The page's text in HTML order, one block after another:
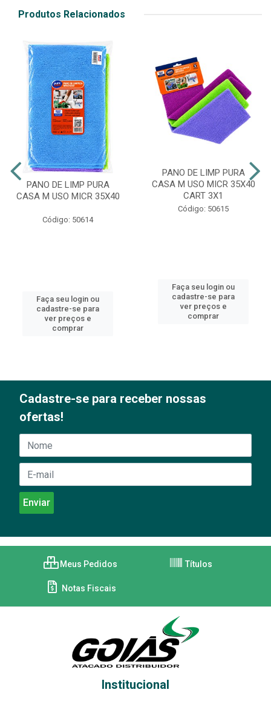
Produtos Relacionados
PANO DE LIMP PURA
CASA M USO MICR 35X40
Código: 50614
Faça seu login ou
cadastre-se para
ver preços e
comprar
PANO DE LIMP PURA
CASA M USO MICR 35X40
CART 3X1
Código: 50615
Faça seu login ou
cadastre-se para
ver preços e
comprar
Cadastre-se para receber nossas
ofertas!
Meus Pedidos Títulos
Notas Fiscais
Institucional